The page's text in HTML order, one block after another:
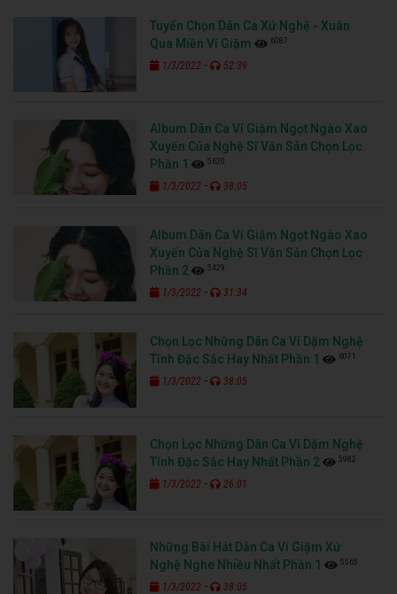
Tuyển Chọn Dân Ca Xứ Nghệ - Xuân
Qua Miền Ví Giặm
6087
1/3/2022 - 52:39
Album Dân Ca Ví Giặm Ngọt Ngào Xao
Xuyến Của Nghệ Sĩ Văn Sản Chọn Lọc
Phần 1
5620
1/3/2022 - 38:05
Album Dân Ca Ví Giặm Ngọt Ngào Xao
Xuyến Của Nghệ Sĩ Văn Sản Chọn Lọc
Phần 2
5429
1/3/2022 - 31:34
Chọn Lọc Những Dân Ca Ví Dặm Nghệ
Tĩnh Đặc Sắc Hay Nhất Phần 1
6071
1/3/2022 - 38:05
Chọn Lọc Những Dân Ca Ví Dặm Nghệ
Tĩnh Đặc Sắc Hay Nhất Phần 2
5982
1/3/2022 - 26:01
Những Bài Hát Dân Ca Ví Giặm Xứ
Nghệ Nghe Nhiều Nhất Phần 1
5565
1/3/2022 - 38:05